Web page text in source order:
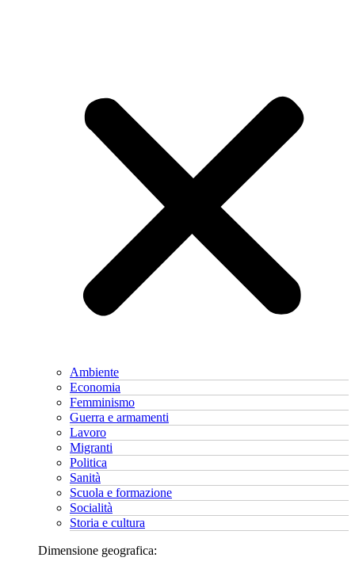
Ambiente
Economia
Femminismo
Guerra e armamenti
Lavoro
Migranti
Politica
Sanità
Scuola e formazione
Socialità
Storia e cultura
Dimensione geografica: